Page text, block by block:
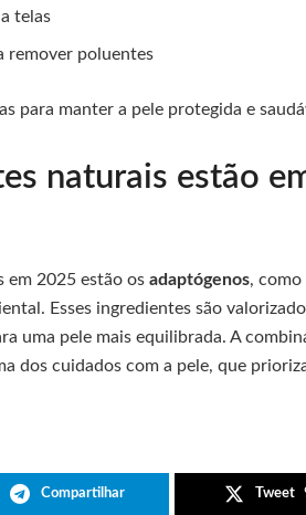
telas
remover poluentes
para manter a pele protegida e
naturais estão
em 2025 estão os adaptógenos, como
Esses ingredientes são
uma pele mais equilibrada. A
dos cuidados com a pele, que
Compartilhar Tweet